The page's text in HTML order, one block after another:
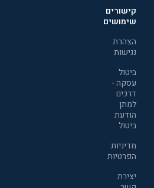
קישורים
שימושים
הצהרת
נגישות
ביטול
עסקה -
דרכים
למתן
הודעת
ביטול
מדיניות
הפרטיות
יצירת